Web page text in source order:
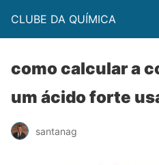
CLUBE DA QUÍMICA
como calcular a
um ácido forte
santanag